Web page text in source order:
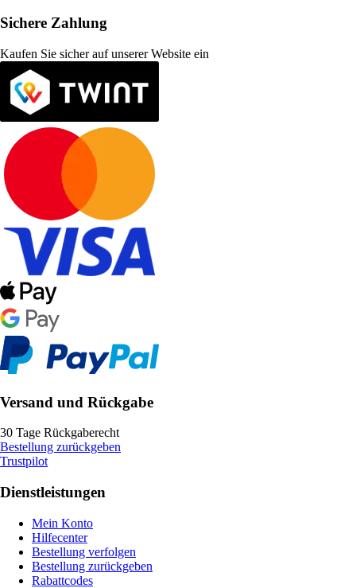
Sichere Zahlung
Kaufen Sie sicher auf unserer Website ein
Versand und Rückgabe
30 Tage Rückgaberecht
Bestellung zurückgeben
Trustpilot
Dienstleistungen
Mein Konto
Hilfecenter
Bestellung verfolgen
Bestellung zurückgeben
Rabattcodes